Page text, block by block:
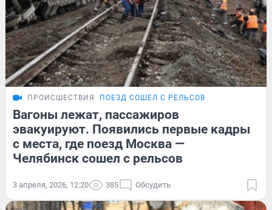
ПРОИСШЕСТВИЯ ПОЕЗД СОШЕЛ С РЕЛЬСОВ
Вагоны лежат, пассажиров
эвакуируют. Появились первые кадры
с места, где поезд Москва —
Челябинск сошел с рельсов
3 апреля, 2026, 12:20 385 Обсудить